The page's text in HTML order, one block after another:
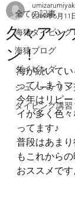
全ての記事
海猿ダイビング
海猿ブログ
ダイビング
シュノーケリン
ダイビング講習
久々アッ
ン！
2019年6月11
海が続いて
ってしまうマ
今年はリピ
イが多く色
ってます♪
普段はあま
もこれから
おススメで